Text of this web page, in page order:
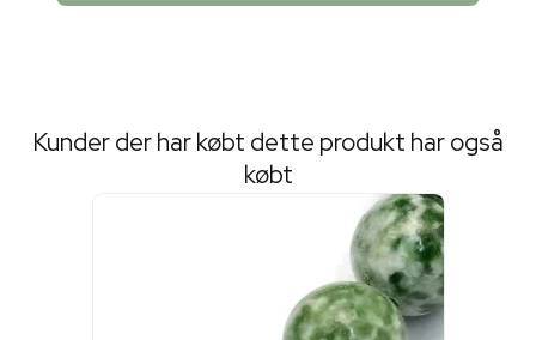
Kunder der har købt dette produkt har også
købt